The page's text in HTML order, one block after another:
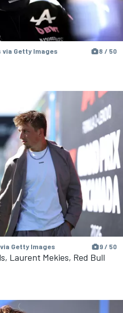
Getty Images 8 / 50
Getty Images 9 / 50
Laurent Mekies, Red Bull